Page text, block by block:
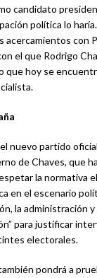
candidato
política lo
con
el que Rodrigo
que hoy se
nuevo partido
de Chaves, que
la normativa
en el escenario
la administración
para justificar
electorales.
pondrá a